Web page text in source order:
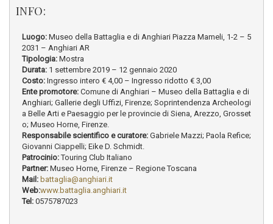
INFO:
Luogo:Museo della Battaglia e di Anghiari Piazza Mameli, 1-2 – 5
2031 – Anghiari AR
Tipologia:Mostra
Durata:1 settembre 2019 – 12 gennaio 2020
Costo:Ingresso intero € 4,00 – Ingresso ridotto € 3,00
Ente promotore:Comune di Anghiari – Museo della Battaglia e di
Anghiari; Gallerie degli Uffizi, Firenze; Soprintendenza Archeologi
a Belle Arti e Paesaggio per le provincie di Siena, Arezzo, Grosset
o; Museo Horne, Firenze.
Responsabile scientifico e curatore: Gabriele Mazzi; Paola Refice;
Giovanni Ciappelli; Eike D. Schmidt.
Patrocinio:Touring Club Italiano
Partner: Museo Horne, Firenze – Regione Toscana
Mail: battaglia@anghiari.it
Web:www.battaglia.anghiari.it
Tel:0575787023